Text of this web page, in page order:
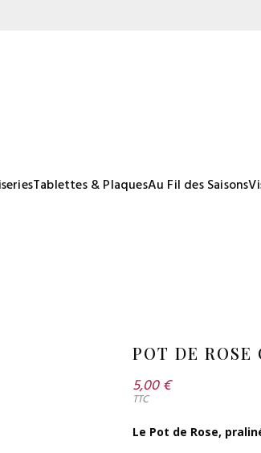
Tablettes & PlaquesAu Fil des Saisons
POT DE ROSE
5,00 €
TTC
Le Pot de Rose,